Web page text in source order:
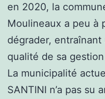
en 2020, la
Moulineaux a peu à
dégrader,
qualité de sa
La municipalité
SANTINI n’a pas su